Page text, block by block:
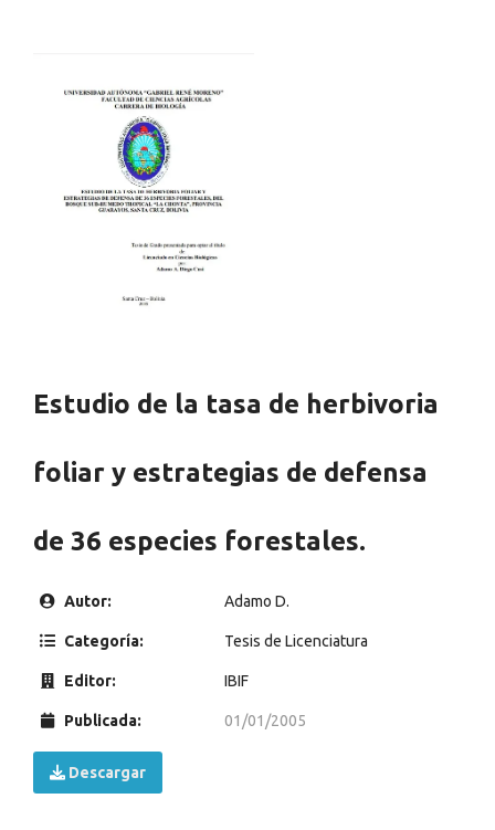
Estudio de la tasa de herbivoria
foliar y estrategias de defensa
de 36 especies forestales.
Autor: Adamo D.
Categoría: Tesis de Licenciatura
Editor: IBIF
Publicada: 01/01/2005
Descargar